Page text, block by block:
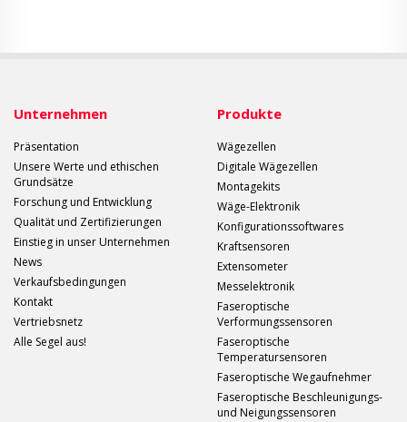
Unternehmen
Präsentation
Unsere Werte und ethischen
Grundsätze
Forschung und Entwicklung
Qualität und Zertifizierungen
Einstieg in unser Unternehmen
News
Verkaufsbedingungen
Kontakt
Vertriebsnetz
Alle Segel aus!
Produkte
Wägezellen
Digitale Wägezellen
Montagekits
Wäge-Elektronik
Konfigurationssoftwares
Kraftsensoren
Extensometer
Messelektronik
Faseroptische
Verformungssensoren
Faseroptische
Temperatursensoren
Faseroptische Wegaufnehmer
Faseroptische Beschleunigungs-
und Neigungssensoren